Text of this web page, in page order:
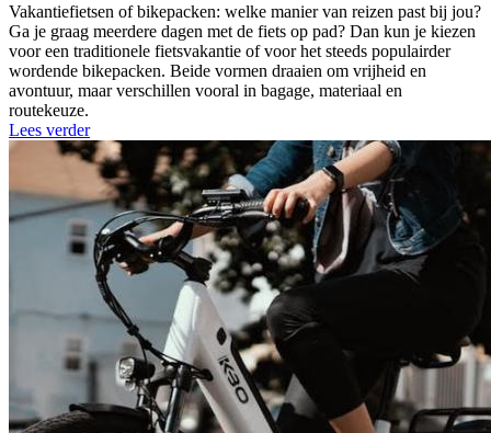
Vakantiefietsen of bikepacken: welke manier van reizen past bij jou?
Ga je graag meerdere dagen met de fiets op pad? Dan kun je kiezen
voor een traditionele fietsvakantie of voor het steeds populairder
wordende bikepacken. Beide vormen draaien om vrijheid en
avontuur, maar verschillen vooral in bagage, materiaal en
routekeuze.
Lees verder